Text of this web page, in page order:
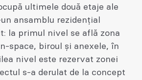
ultimele două etaje ale
ansamblu rezidențial
la primul nivel se află zona
space, biroul și anexele, în
nivel este rezervat zonei
s-a derulat de la concept